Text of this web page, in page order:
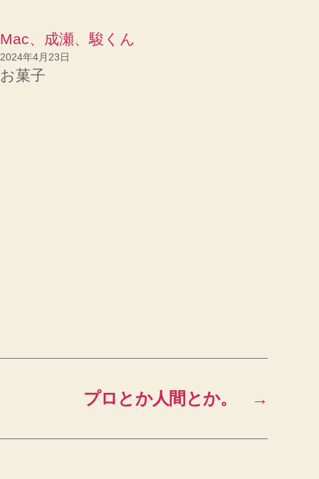
Mac、成瀬、駿くん
2024年4月23日
お菓子
→
プロとか人間とか。